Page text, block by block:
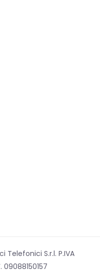
Telefonici S.r.l. P.IVA